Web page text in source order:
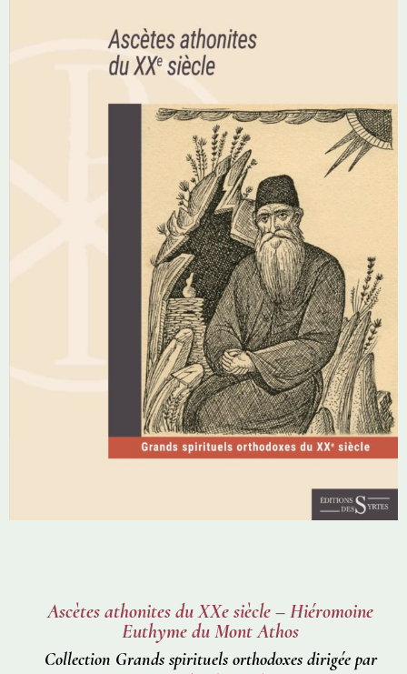
étonnamment rigoureuse, est remplie de prière et de vie liturgique, et
rayonne aussi dans leur milieu social par l’amour qu’elle diffuse, non
seulement en de bonnes paroles ou de bons sentiments, mais aussi en une
aide concrète, gé-néreuse jusqu’au sacrifice complet de soi, apportée au
prochain dans ses diverses difficultés. Ces personnalités sont très
différentes, mais sont unies par « un même esprit et un même cœur ».
Elles témoignent que non seulement une vie spirituelle approfondie peut
être menée de manière constante au milieu du monde, mais que l’idéal
de la sainteté peut y être atteint.
Ascètes athonites du XXe siècle – Hiéromoine
Euthyme du Mont Athos
Collection Grands spirituels orthodoxes dirigée par